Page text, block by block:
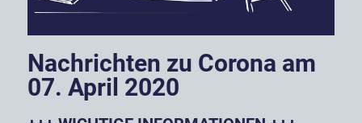
Nachrichten zu Corona am
07. April 2020